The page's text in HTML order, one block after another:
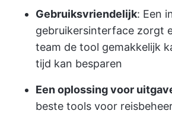
Gebruiksvriendelijk: Een
gebruikersinterface zorgt
team de tool gemakkelijk
tijd kan besparen
Een oplossing voor
beste tools voor